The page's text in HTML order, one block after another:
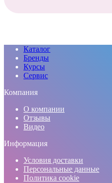
Каталог
Бренды
Курсы
Сервис
Компания
О компании
Отзывы
Видео
Информация
Условия доставки
Персональные данные
Политика cookie